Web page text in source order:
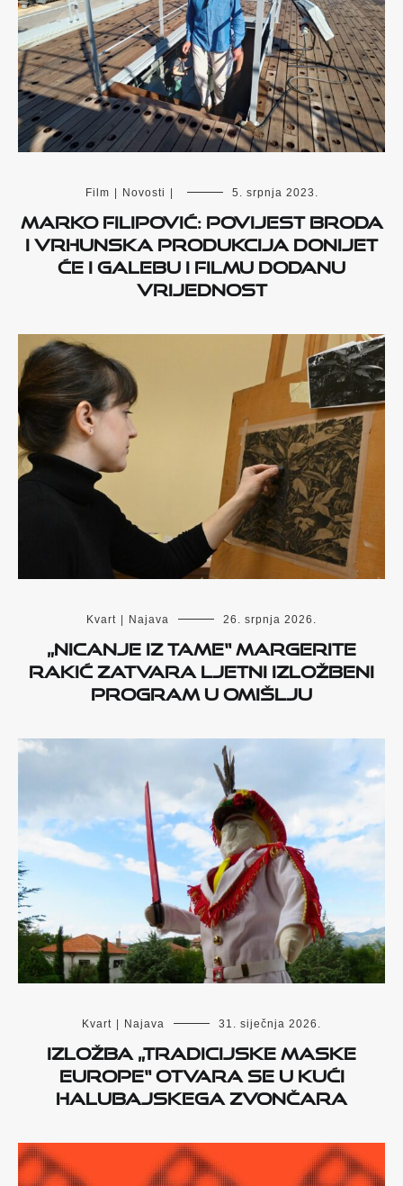
Film | Novosti | 5. srpnja 2023.
Marko Filipović: Povijest broda
i vrhunska produkcija donijet
će i Galebu i filmu dodanu
vrijednost
Kvart | Najava 26. srpnja 2026.
„Nicanje iz tame“ Margerite
Rakić zatvara ljetni izložbeni
program u Omišlju
Kvart | Najava 31. siječnja 2026.
Izložba „Tradicijske maske
Europe“ otvara se u Kući
halubajskega zvončara